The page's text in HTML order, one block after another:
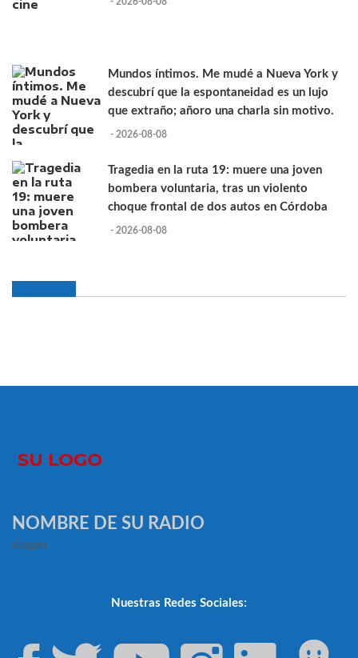
- 2026-08-08
Mundos íntimos. Me mudé a Nueva York y
descubrí que la espontaneidad es un lujo
que extraño; añoro una charla sin motivo.
- 2026-08-08
Tragedia en la ruta 19: muere una joven
bombera voluntaria, tras un violento
choque frontal de dos autos en Córdoba
- 2026-08-08
NOMBRE DE SU RADIO
slogan
Nuestras Redes Sociales: